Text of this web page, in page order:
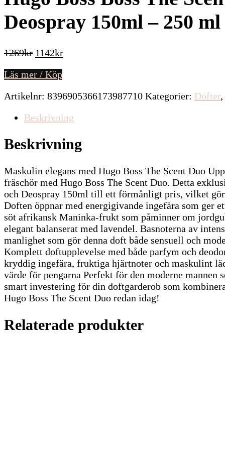
Deospray 150ml – 250 ml
1269kr Det
priset
1269kr.
1142krDet
1142kr.
Läs mer / Köp
Artikelnr: 8396905366173987710 Kategorier: Dofter,
Beskrivning
Beskrivning
Maskulin elegans med Hugo Boss The Scent Duo
fräschör med Hugo Boss The Scent Duo. Detta
och Deospray 150ml till ett förmånligt pris, vilket
Doften öppnar med energigivande ingefära som ger
söt afrikansk Maninka-frukt som påminner om
elegant balanserat med lavendel. Basnoterna av
manlighet som gör denna doft både sensuell och
Komplett doftupplevelse med både parfym och
kryddig ingefära, fruktiga hjärtnoter och maskulint
värde för pengarna Perfekt för den moderne mannen
smart investering för din doftgarderob som
Hugo Boss The Scent Duo redan idag!
Relaterade produkter